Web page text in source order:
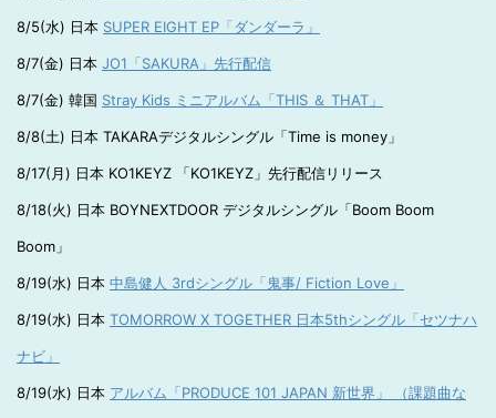
8/5(水) 日本 SUPER EIGHT EP「ダンダーラ」
8/7(金) 日本 JO1「SAKURA」先行配信
8/7(金) 韓国 Stray Kids ミニアルバム「THIS ＆ THAT」
8/8(土) 日本 TAKARAデジタルシングル「Time is money」
8/17(月) 日本 KO1KEYZ 「KO1KEYZ」先行配信リリース
8/18(火) 日本 BOYNEXTDOOR デジタルシングル「Boom Boom
Boom」
8/19(水) 日本 中島健人 3rdシングル「鬼事/ Fiction Love」
8/19(水) 日本 TOMORROW X TOGETHER 日本5thシングル「セツナハ
ナビ」
8/19(水) 日本 アルバム「PRODUCE 101 JAPAN 新世界」 （課題曲な